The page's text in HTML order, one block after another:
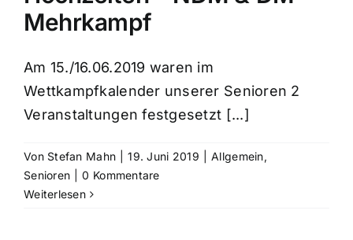
Mehrkampf
Am 15./16.06.2019 waren im
Wettkampfkalender unserer Senioren 2
Veranstaltungen festgesetzt [...]
Von Stefan Mahn 19. Juni 2019 Allgemein,
Senioren
0 Kommentare
Weiterlesen